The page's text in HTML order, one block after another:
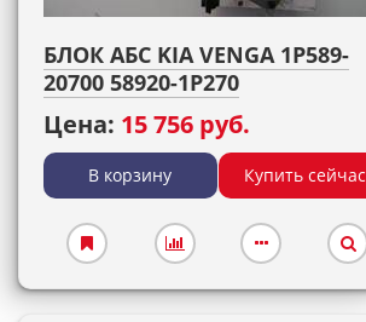
БЛОК АБС KIA VENGA 1P589-
20700 58920-1P270
Цена: 15 756 руб.
В корзину Купить сейчас